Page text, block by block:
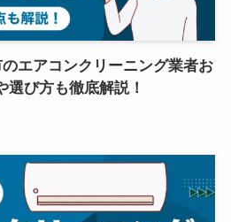
のエアコンクリーニング業者お
び方も徹底解説！